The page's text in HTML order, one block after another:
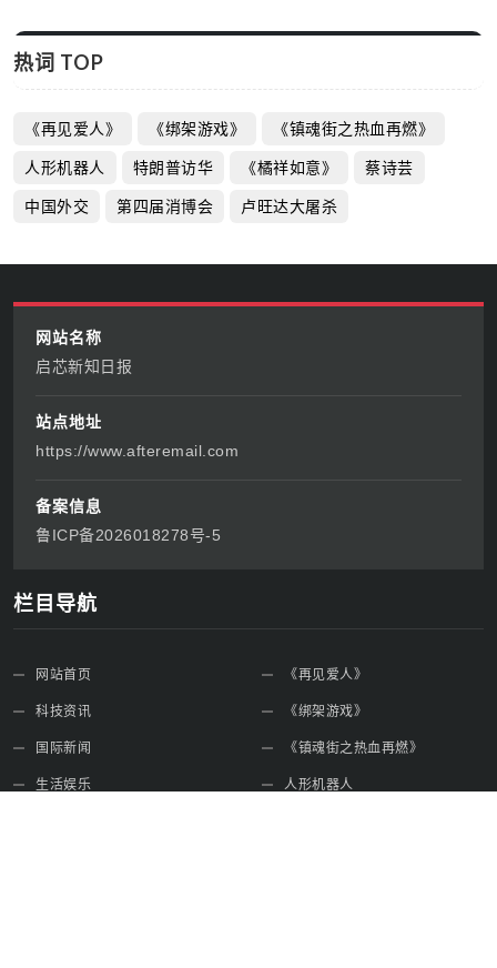
启芯新知日报 2026-06-12
《再见爱人》 《绑架游戏》 《镇魂街之热血再燃》
人形机器人 特朗普访华 《橘祥如意》
网站名称
站点地址
备案信息
网站首页
科技资讯
国际新闻
《再见爱人》
《绑架游戏》
《镇魂街之热血再燃》